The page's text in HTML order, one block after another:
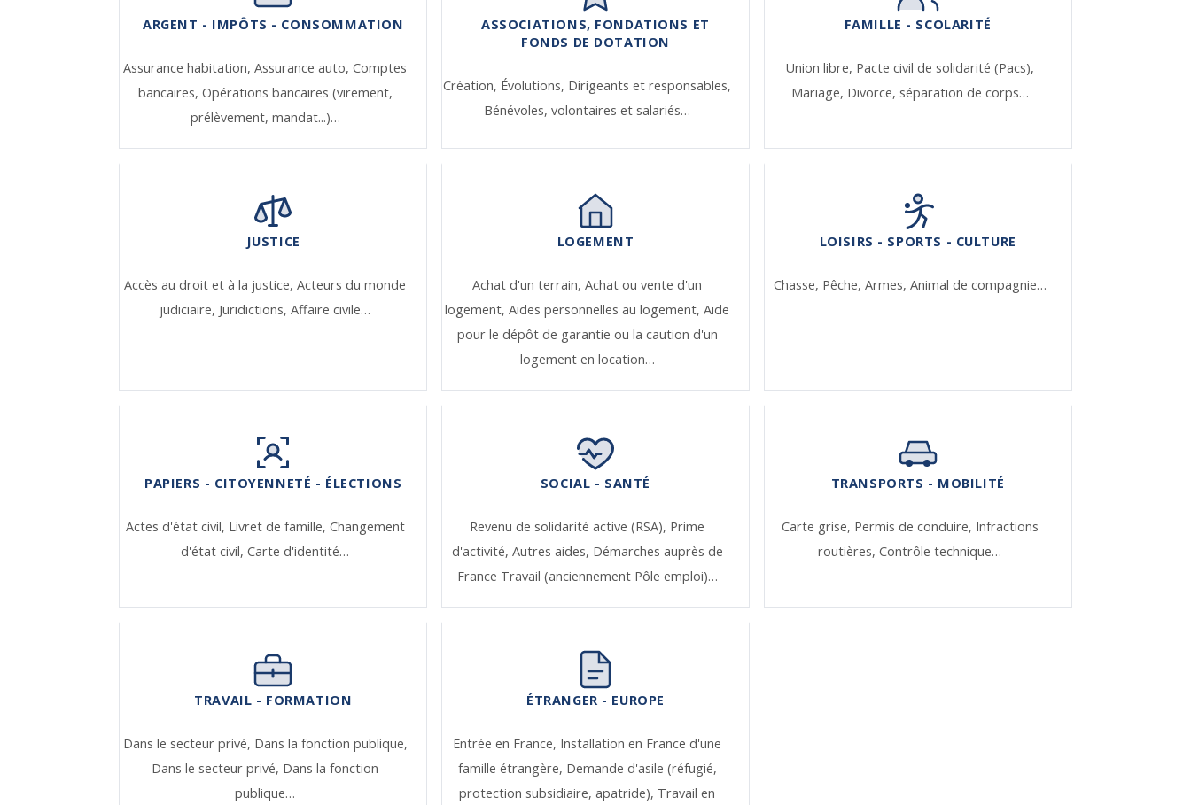
ARGENT - IMPÔTS - CONSOMMATION
Assurance habitation,Assurance auto,Comptes
bancaires, Opérations bancaires (virement,
prélèvement, mandat...)…
ASSOCIATIONS, FONDATIONS ET
FONDS DE DOTATION
Création, Évolutions, Dirigeants et responsables,
Bénévoles, volontaires et salariés…
FAMILLE - SCOLARITÉ
Union libre, Pacte civil de solidarité (Pacs),
Mariage, Divorce, séparation de corps…
JUSTICE
Accès au droit et à la justice,Acteurs du monde
judiciaire, Juridictions,Affaire civile…
LOGEMENT
Achat d'un terrain,Achat ou vente d'un
logement,Aides personnelles au logement,Aide
pour le dépôt de garantie ou la caution d'un
logement en location…
LOISIRS - SPORTS - CULTURE
Chasse, Pêche, Armes, Animal de compagnie…
PAPIERS - CITOYENNETÉ - ÉLECTIONS
Actes d'état civil, Livret de famille, Changement
d'état civil,Carte d'identité…
SOCIAL - SANTÉ
Revenu de solidarité active (RSA), Prime
d'activité, Autres aides, Démarches auprès de
France Travail (anciennement Pôle emploi)…
TRANSPORTS - MOBILITÉ
Carte grise, Permis de conduire, Infractions
routières,Contrôle technique…
TRAVAIL - FORMATION
Dans le secteur privé, Dans la fonction publique,
Dans le secteur privé, Dans la fonction
publique…
ÉTRANGER - EUROPE
Entrée en France, Installation en France d'une
famille étrangère, Demande d'asile (réfugié,
protection subsidiaire, apatride), Travail en